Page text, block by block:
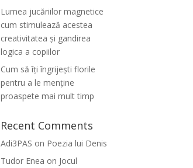
Lumea jucăriilor magnetice
cum stimulează acestea
creativitatea și gandirea
logica a copiilor
Cum să îți îngrijești florile
pentru a le menține
proaspete mai mult timp
Recent Comments
Adi3PAS on Poezia lui Denis
Tudor Enea on Jocul